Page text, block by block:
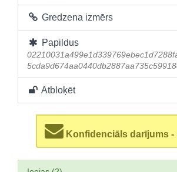
Gredzena izmērs
Papildus
Atbloķēt
Konfidenciāls darījums